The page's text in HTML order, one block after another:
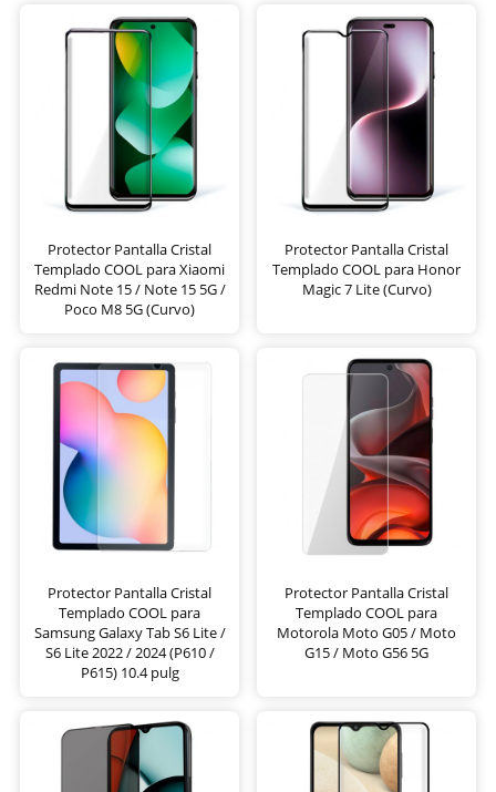
Protector Pantalla Cristal
Templado COOL para Xiaomi
Redmi Note 15 / Note 15 5G /
Poco M8 5G (Curvo)
Protector Pantalla Cristal
Templado COOL para Honor
Magic 7 Lite (Curvo)
Protector Pantalla Cristal
Templado COOL para
Samsung Galaxy Tab S6 Lite /
S6 Lite 2022 / 2024 (P610 /
P615) 10.4 pulg
Protector Pantalla Cristal
Templado COOL para
Motorola Moto G05 / Moto
G15 / Moto G56 5G